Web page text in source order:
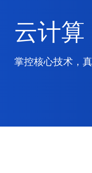
云计算
掌控核心技术，